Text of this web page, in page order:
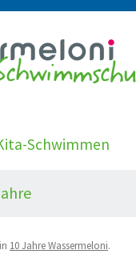
Schwimmen
in 10 Jahre Wassermeloni.